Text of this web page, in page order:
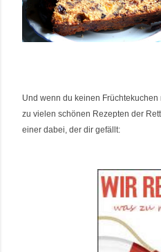
Und wenn du keinen
zu vielen schönen Rezepten der
einer dabei, der dir gefällt: